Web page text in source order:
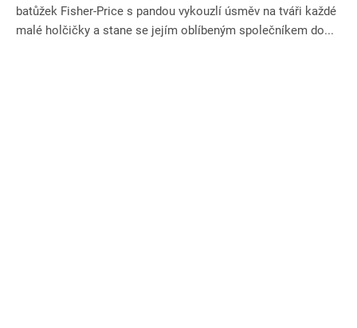
batůžek Fisher-Price s pandou vykouzlí úsměv na tváři každé
malé holčičky a stane se jejím oblíbeným společníkem do...